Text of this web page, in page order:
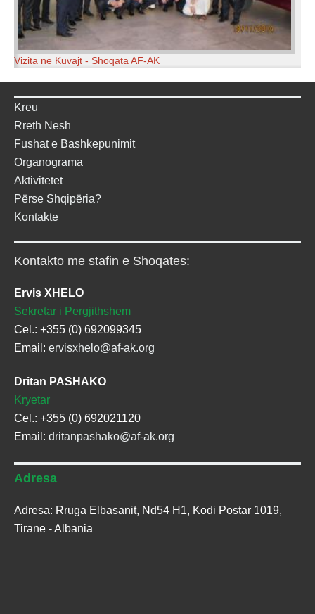
Vizita ne Kuvajt - Shoqata AF-AK
Kreu
Rreth Nesh
Fushat e Bashkepunimit
Organograma
Aktivitetet
Përse Shqipëria?
Kontakte
Kontakto me stafin e Shoqates:
Ervis XHELO
Sekretar i Pergjithshem
Cel.: +355 (0) 692099345
Email: ervisxhelo@af-ak.org
Dritan PASHAKO
Kryetar
Cel.: +355 (0) 692021120
Email: dritanpashako@af-ak.org
Adresa
Adresa: Rruga Elbasanit, Nd54 H1, Kodi Postar 1019,
Tirane - Albania